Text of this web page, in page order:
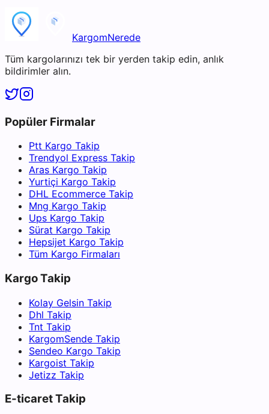
KargomNerede
Tüm kargolarınızı tek bir yerden takip edin, anlık
bildirimler alın.
Popüler Firmalar
Ptt Kargo Takip
Trendyol Express Takip
Aras Kargo Takip
Yurtiçi Kargo Takip
DHL Ecommerce Takip
Mng Kargo Takip
Ups Kargo Takip
Sürat Kargo Takip
Hepsijet Kargo Takip
Tüm Kargo Firmaları
Kargo Takip
Kolay Gelsin Takip
Dhl Takip
Tnt Takip
KargomSende Takip
Sendeo Kargo Takip
Kargoist Takip
Jetizz Takip
E-ticaret Takip